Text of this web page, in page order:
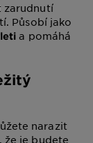
zarudnutí
Působí jako
a pomáhá
narazit
že je budete